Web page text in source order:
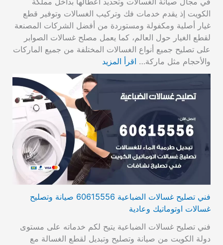
الكويت إذ يقدم خدمات فك وتركيب الغسالات وتوفير قطع
غيار أصلية ومكفولة ومستوردة من أفضل الشركات المصنعة
لقطع الغيار حول العالم، كما يعمل مصلح غسالات الصوابر
على تصليح جميع أنواع الغسالات المختلفة من جميع الماركات
والأحجام مثل ماركة… اقرأ المزيد
فني تصليح غسالات الضباعية 60615556 صيانة وتصليح
غسالات اوتوماتيك وعادية
فني تصليح غسالات الضباعية يتيح لكم خدماته على مستوى
دولة الكويت من صيانة وتصليح وتبديل لقطع الغسالة مع